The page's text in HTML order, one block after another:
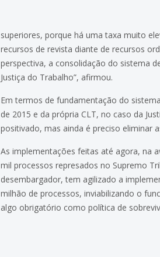
superiores, porque há uma taxa muito
recursos de revista diante de recursos
perspectiva, a consolidação do sistema
Justiça do Trabalho”, afirmou.
Em termos de fundamentação do
de 2015 e da própria CLT, no caso da
positivado, mas ainda é preciso eliminar
As implementações feitas até agora, na
mil processos represados no Supremo
desembargador, tem agilizado a
milhão de processos, inviabilizando o
algo obrigatório como política de